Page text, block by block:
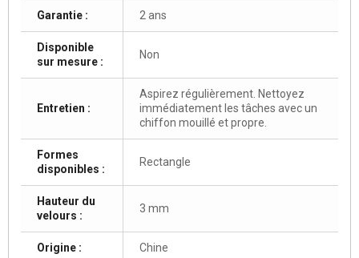
Garantie : 2 ans
Disponible
sur mesure :
Non
Entretien :
Aspirez régulièrement. Nettoyez
immédiatement les tâches avec un
chiffon mouillé et propre.
Formes
disponibles :
Rectangle
Hauteur du
velours :
3 mm
Origine : Chine